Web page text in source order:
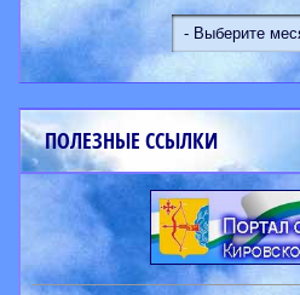
ПОЛЕЗНЫЕ ССЫЛКИ